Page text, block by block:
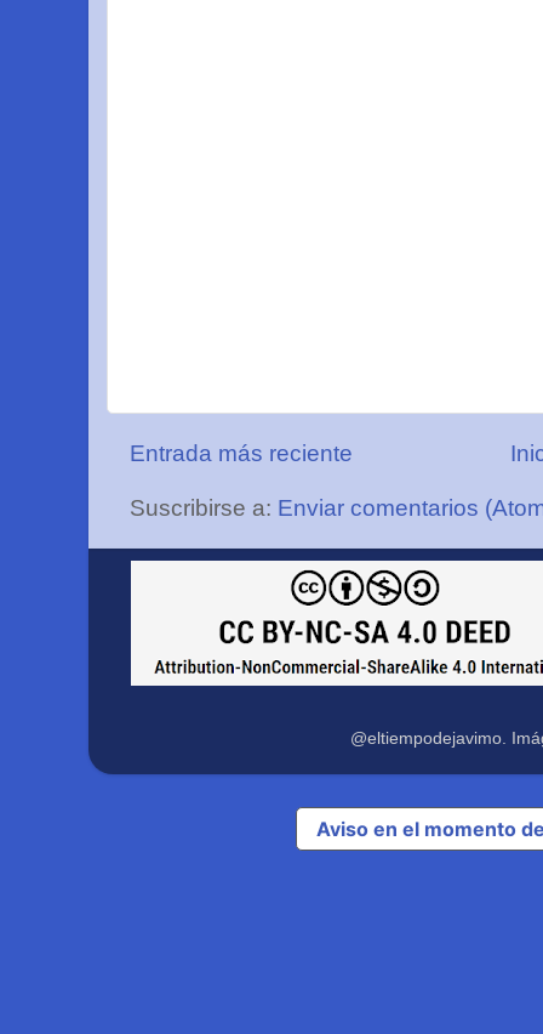
Entrada más reciente
Suscribirse a: Enviar comentarios
@eltiempodejavimo.
Aviso en el momento